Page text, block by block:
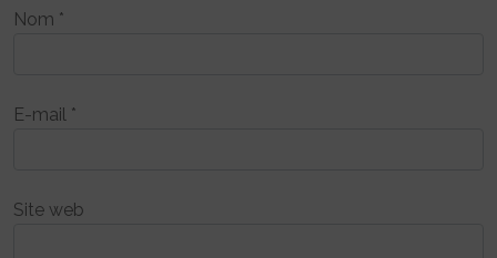
Nom *
E-mail *
Site web